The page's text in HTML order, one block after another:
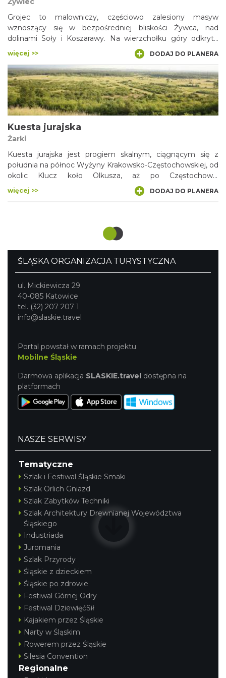
Grojec to malowniczy, częściowo zalesiony masyw
wznoszący się w bezpośredniej bliskości Żywca, nad
dolinami Soły i Koszarawy. Na wierzchołku góry odkryto
pozostałości średniowiecznej warowni. Obecnie wzniesienie
bywa zwiedzane głównie ze względu na swe walory
widokowe. Na szczycie tzw. Średniego Grojca w 1995 r.
ustawiono stalowy krzyż dla upamiętnienia wizyty Jana
Pawła II w mieście. Z Żywca prowadzi na Grojec szlak
turystyczny oraz ścieżka edukacyjna.
więcej >> DODAJ DO PLANERA
Kuesta jurajska
Żarki
Kuesta jurajska jest progiem skalnym, ciągnącym się z
południa na północ Wyżyny Krakowsko-Częstochowskiej, od
okolic Klucz koło Olkusza, aż po Częstochowę.
Najefektowniej próg prezentuje się pomiędzy
miejscowościami Żarki i Jaworznik. Przebiega tędy
prawie na 80 m ponad dno doliny Warty. Można podziwiać z
niego piękne panoramy, a warte zwiedzenia są ruiny
kościoła św. Stanisława.
więcej >> DODAJ DO PLANERA
ŚLĄSKA ORGANIZACJA TURYSTYCZNA
ul. Mickiewicza 29
40-085 Katowice
tel. (32) 207 207 1
info@slaskie.travel
Portal powstał w ramach projektu
Mobilne Śląskie
Darmowa aplikacja SLASKIE.travel dostępna na
platformach
NASZE SERWISY
Tematyczne
Szlak i Festiwal Śląskie Smaki
Szlak Orlich Gniazd
Szlak Zabytków Techniki
Szlak Architektury Drewnianej Województwa
Śląskiego
Industriada
Juromania
Szlak Przyrody
Śląskie z dzieckiem
Śląskie po zdrowie
Festiwal Górnej Odry
Festiwal DziewięćSił
Kajakiem przez Śląskie
Narty w Śląskim
Rowerem przez Śląskie
Silesia Convention
Regionalne